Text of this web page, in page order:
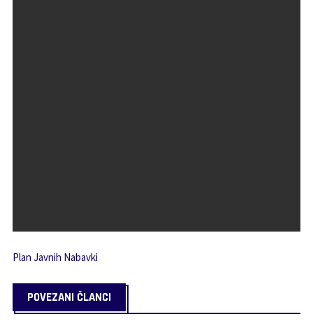
Plan Javnih Nabavki
POVEZANI ČLANCI